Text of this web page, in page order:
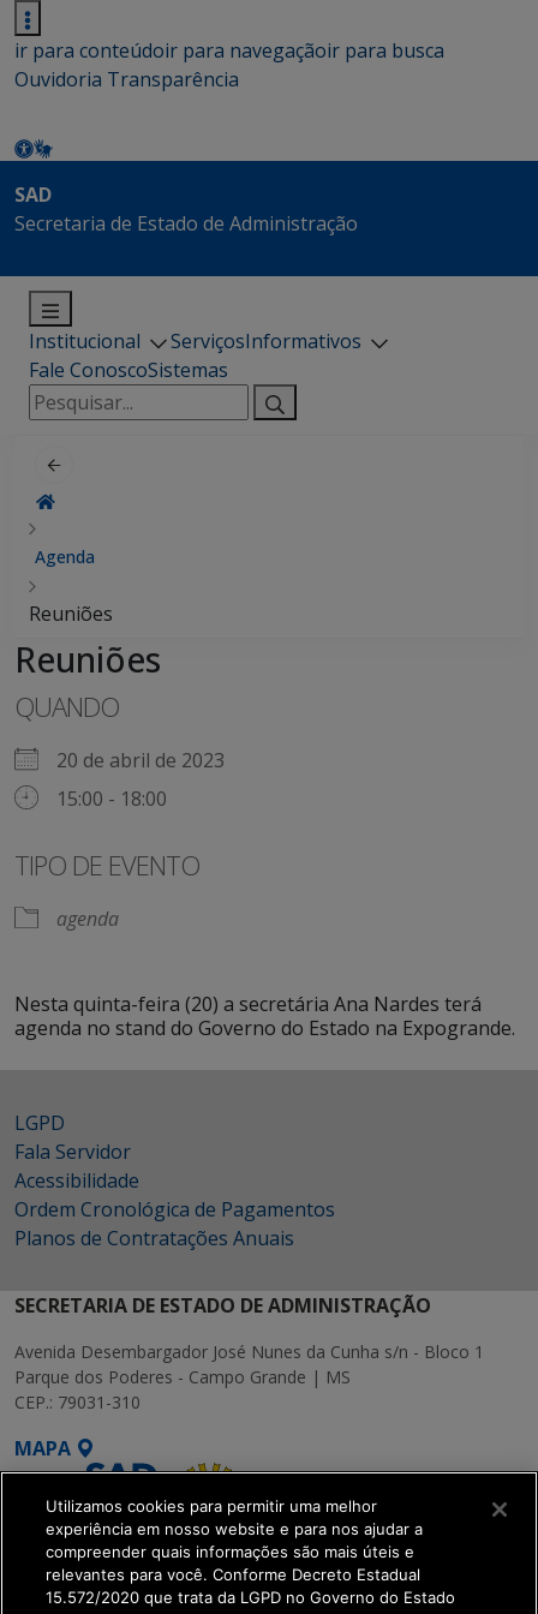
ir para conteúdoir para navegaçãoir para busca
Ouvidoria Transparência
SAD
Secretaria de Estado de Administração
Institucional ServiçosInformativos
Fale ConoscoSistemas
Pesquisar
por:
Agenda
Reuniões
Reuniões
QUANDO
20 de abril de 2023
15:00 - 18:00
TIPO DE EVENTO
agenda
Nesta quinta-feira (20) a secretária Ana Nardes terá
agenda no stand do Governo do Estado na Expogrande.
LGPD
Fala Servidor
Acessibilidade
Ordem Cronológica de Pagamentos
Planos de Contratações Anuais
SECRETARIA DE ESTADO DE ADMINISTRAÇÃO
Avenida Desembargador José Nunes da Cunha s/n - Bloco 1
Parque dos Poderes - Campo Grande | MS
CEP.: 79031-310
MAPA
SETDIG | Secretaria-
Utilizamos cookies para permitir uma melhor
experiência em nosso website e para nos ajudar a
compreender quais informações são mais úteis e
relevantes para você. Conforme Decreto Estadual
15.572/2020 que trata da LGPD no Governo do Estado